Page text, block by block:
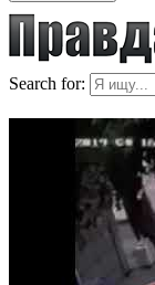
Search for: